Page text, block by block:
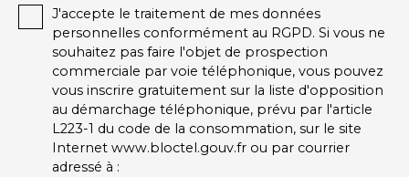
J'accepte le traitement de mes données
personnelles conformément au RGPD. Si vous ne
souhaitez pas faire l'objet de prospection
commerciale par voie téléphonique, vous pouvez
vous inscrire gratuitement sur la liste d'opposition
au démarchage téléphonique, prévu par l'article
L223-1 du code de la consommation, sur le site
Internet www.bloctel.gouv.fr ou par courrier
adressé à :